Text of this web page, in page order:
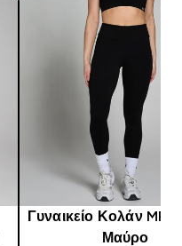
Γυναικείο Κολάν MP
Μαύρο